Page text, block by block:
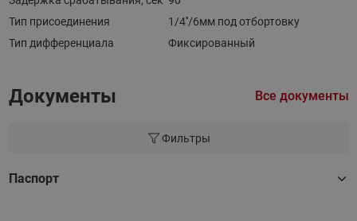
Тип присоединения
1/4''/6мм под отбортовку
Тип дифференциала
Фиксированный
Документы Все документы
Фильтры
Паспорт